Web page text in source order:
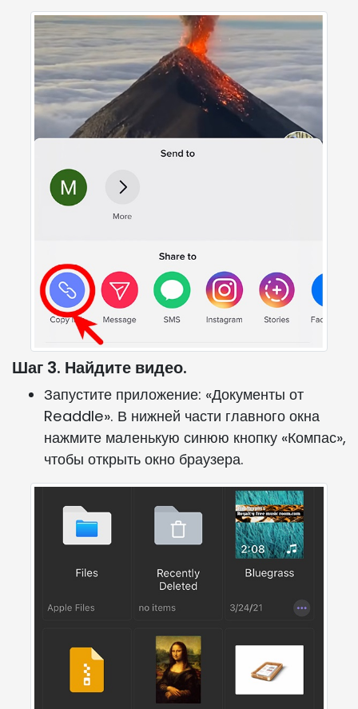
Шаг 3. Найдите видео.
Запустите приложение: «Документы от
Readdle». В нижней части главного окна
нажмите маленькую синюю кнопку «Компас»,
чтобы открыть окно браузера.